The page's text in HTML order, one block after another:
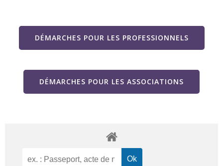
DÉMARCHES POUR LES PROFESSIONNELS
DÉMARCHES POUR LES ASSOCIATIONS